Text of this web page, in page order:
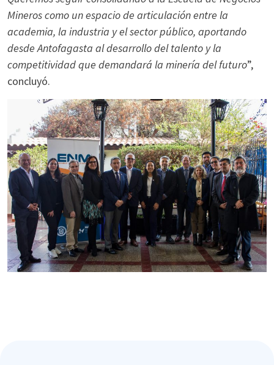
Mineros como un espacio de articulación entre la
academia, la industria y el sector público, aportando
desde Antofagasta al desarrollo del talento y la
competitividad que demandará la minería del futuro”,
concluyó.